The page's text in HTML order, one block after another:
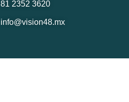
81 2352 3620
info@vision48.mx